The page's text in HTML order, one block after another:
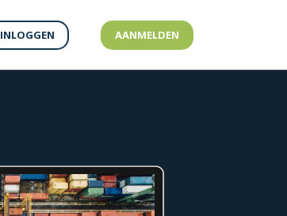
INLOGGEN AANMELDEN